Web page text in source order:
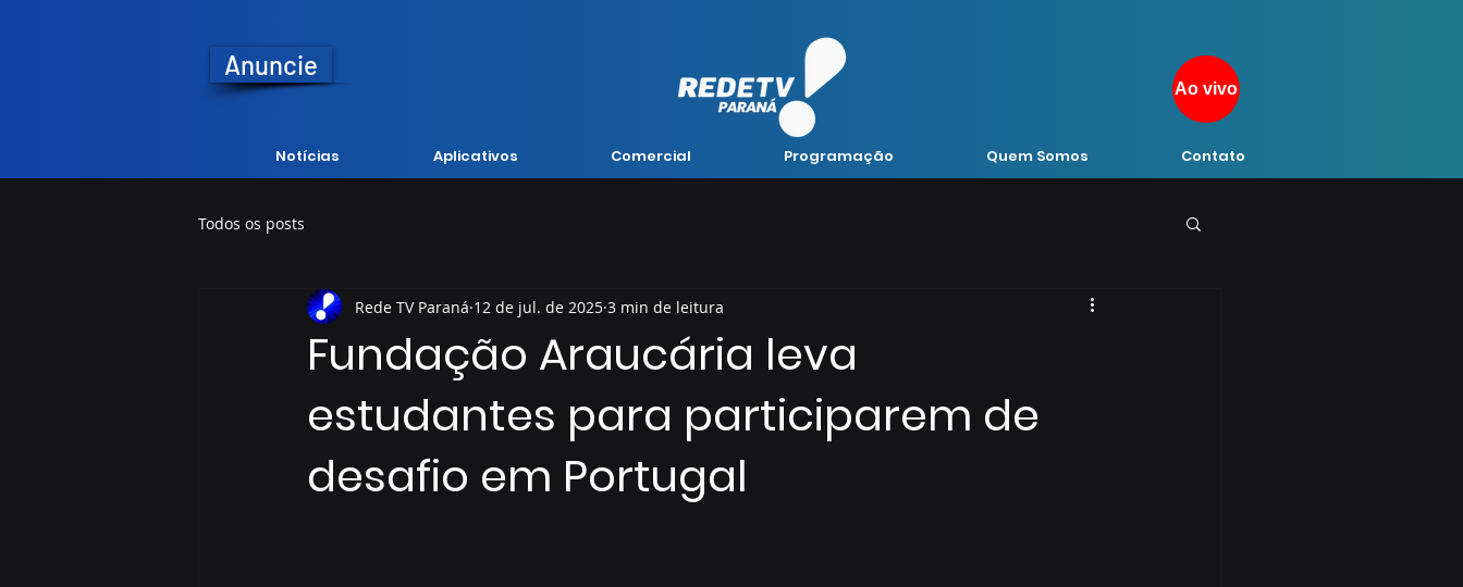
Anuncie
Notícias Aplicativos Comercial Programação Quem Somos Contato
Ao vivo
Todos os posts
Fundação Araucária leva
estudantes para participarem de
desafio em Portugal
Rede TV Paraná 12 de jul. de 2025 3 min de leitura